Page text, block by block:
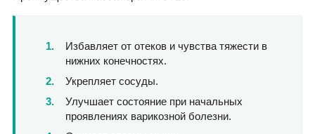
Избавляет от отеков и чувства тяжести в
нижних конечностях.
Укрепляет сосуды.
Улучшает состояние при начальных
проявлениях варикозной болезни.